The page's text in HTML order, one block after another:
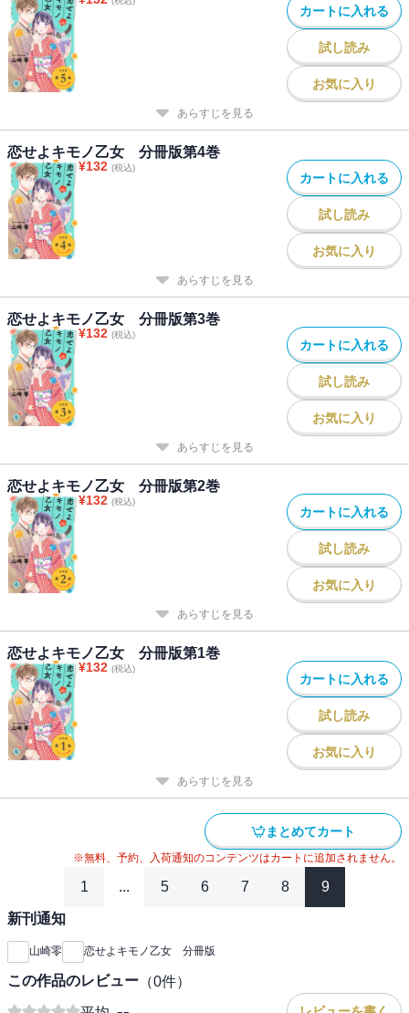
カートに入れる
試し読み
お気に入り
あらすじを見る
恋せよキモノ乙女 分冊版第4巻
¥132 (税込)
カートに入れる
試し読み
お気に入り
あらすじを見る
恋せよキモノ乙女 分冊版第3巻
¥132 (税込)
カートに入れる
試し読み
お気に入り
あらすじを見る
恋せよキモノ乙女 分冊版第2巻
¥132 (税込)
カートに入れる
試し読み
お気に入り
あらすじを見る
恋せよキモノ乙女 分冊版第1巻
¥132 (税込)
カートに入れる
試し読み
お気に入り
あらすじを見る
まとめてカート
※無料、予約、入荷通知のコンテンツはカートに追加されません。
1 ... 5 6 7 8 9
新刊通知
山崎零 恋せよキモノ乙女 分冊版
この作品のレビュー （0件）